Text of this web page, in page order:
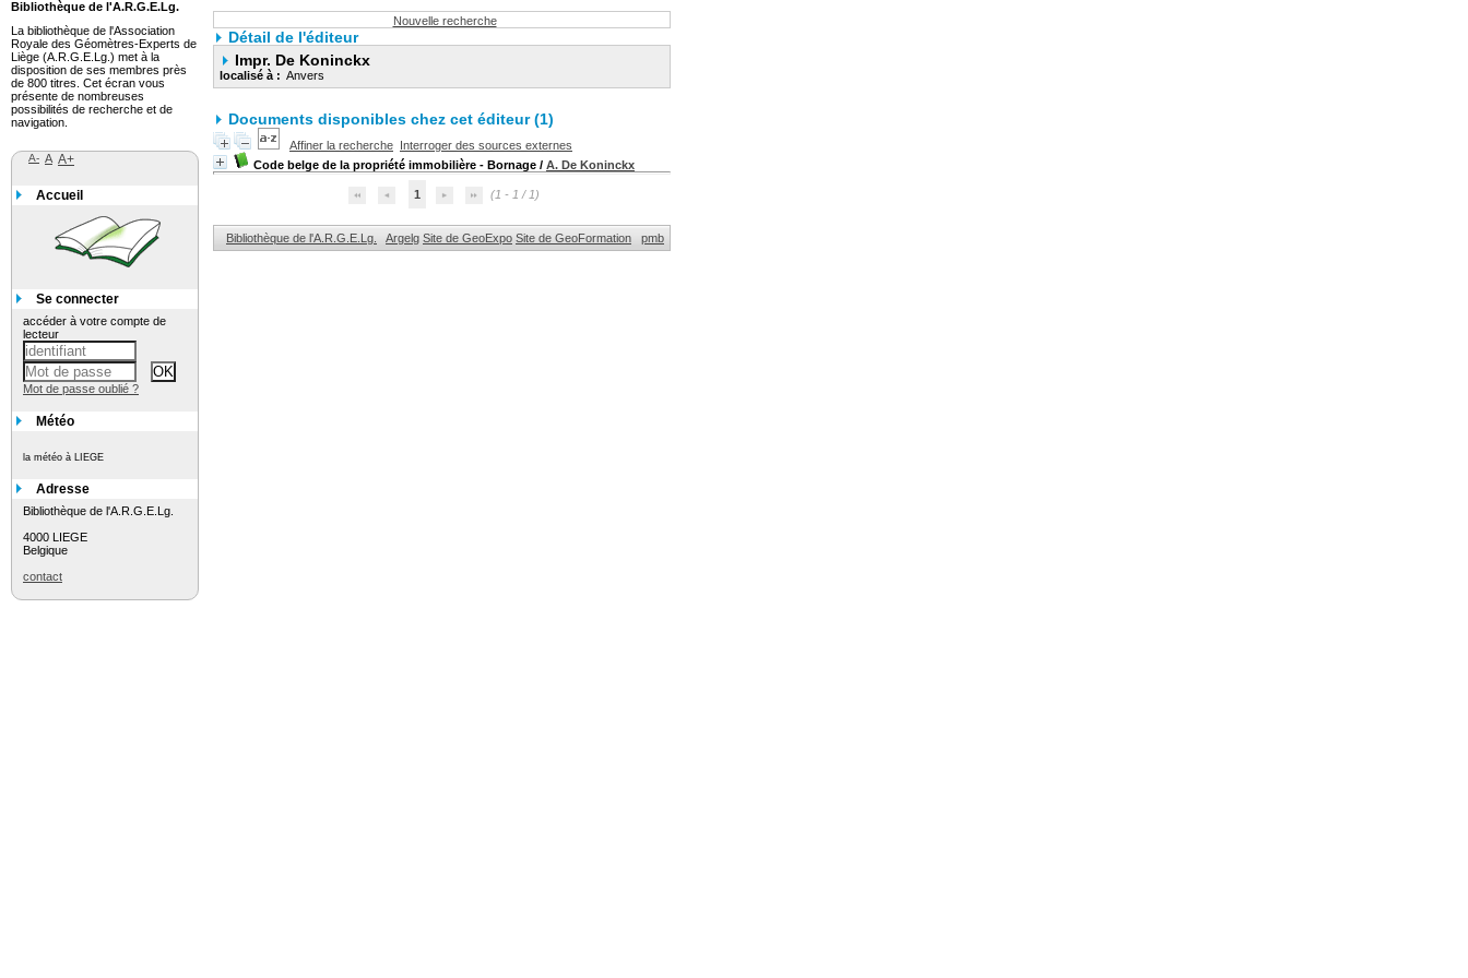
Nouvelle recherche
Détail de l'éditeur
Impr. De Koninckx
localisé à : Anvers
Documents disponibles chez cet éditeur (1)
Affiner la recherche Interroger des sources externes
Code belge de la propriété immobilière - Bornage / A. De Koninckx
1 (1 - 1 / 1)
Bibliothèque de l'A.R.G.E.Lg. Argelg Site de GeoExpo Site de GeoFormation pmb
Bibliothèque de l'A.R.G.E.Lg.
La bibliothèque de l'Association
Royale des Géomètres-Experts de
Liège (A.R.G.E.Lg.) met à la
disposition de ses membres près
de 800 titres. Cet écran vous
présente de nombreuses
possibilités de recherche et de
navigation.
A- A A+
Accueil
Se connecter
accéder à votre compte de
lecteur
Mot de passe oublié ?
Météo
la météo à LIEGE
Adresse
Bibliothèque de l'A.R.G.E.Lg.
4000 LIEGE
Belgique
contact